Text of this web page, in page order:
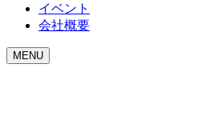
イベント
会社概要
MENU